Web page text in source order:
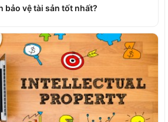
bảo vệ tài sản tốt nhất?